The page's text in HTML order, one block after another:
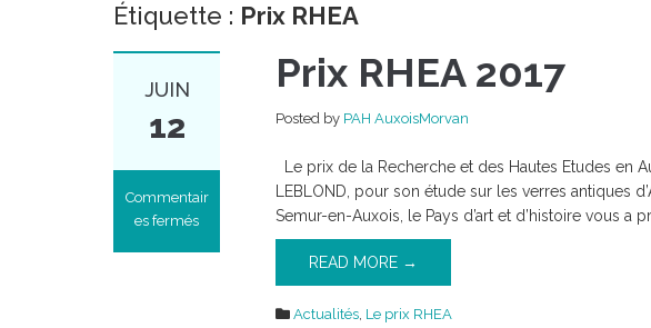
Étiquette : Prix RHEA
JUIN
12
Commentair
es fermés
Prix RHEA 2017
Posted by PAH AuxoisMorvan
Le prix de la Recherche et des Hautes Etudes en
LEBLOND, pour son étude sur les verres antiques
Semur-en-Auxois, le Pays d’art et d’histoire vous
READ MORE →
Actualités, Le prix RHEA